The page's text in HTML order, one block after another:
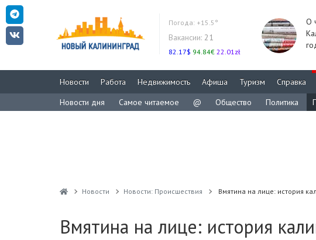
Погода: +15.5°
Вакансии: 21
82.17$ 94.84€ 22.01zł
О
Новости Работа Недвижимость Афиша Туризм Справка
Новости дня
Самое читаемое @ Общество Политика
Новости Новости: Происшествия Вмятина на лице: история
Вмятина на лице: история